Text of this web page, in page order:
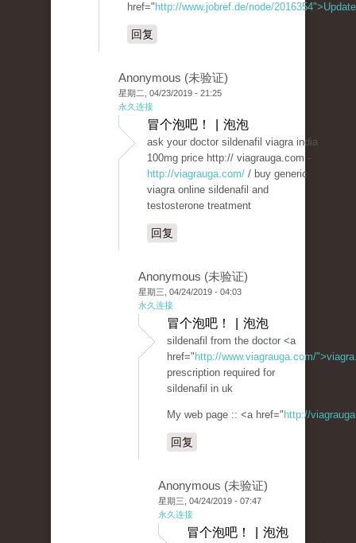
href=" http://www.jobref.de/node/2016354">Update
回复
Anonymous (未验证)
星期二, 04/23/2019 - 21:25
永久连接
冒个泡吧！ | 泡泡
ask your doctor sildenafil viagra india
100mg price http:// viagrauga.com -
http://viagrauga.com/ / buy generic
viagra online sildenafil and
testosterone treatment
回复
Anonymous (未验证)
星期三, 04/24/2019 - 04:03
永久连接
冒个泡吧！ | 泡泡
sildenafil from the doctor <a
href=" http://www.viagrauga.com/
prescription required for
sildenafil in uk
My web page :: <a href=" http://
回复
Anonymous (未验证)
星期三, 04/24/2019 - 07:47
永久连接
冒个泡吧！ | 泡泡